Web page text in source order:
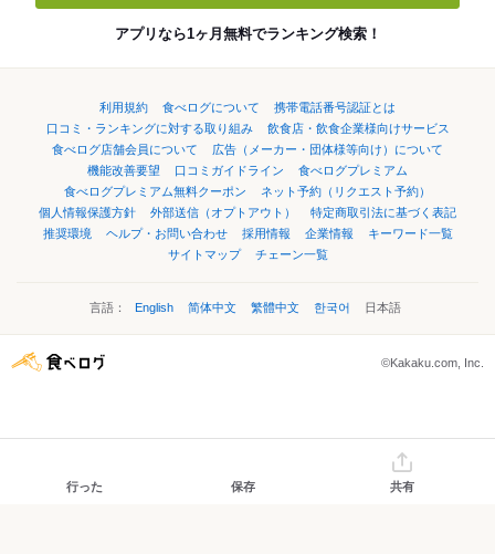
アプリなら1ヶ月無料でランキング検索！
利用規約 食べログについて
携帯電話番号認証とは
口コミ・ランキングに対する取り組み
飲食店・飲食企業様向けサービス
食べログ店舗会員について
広告（メーカー・団体様等向け）について
機能改善要望
口コミガイドライン
食べログプレミアム
食べログプレミアム無料クーポン
ネット予約（リクエスト予約）
個人情報保護方針
外部送信（オプトアウト）
特定商取引法に基づく表記
推奨環境
ヘルプ・お問い合わせ 採用情報 企業情報
キーワード一覧
サイトマップ
チェーン一覧
言語： English 简体中文 繁體中文 한국어 日本語
©Kakaku.com, Inc.
行った 保存 共有